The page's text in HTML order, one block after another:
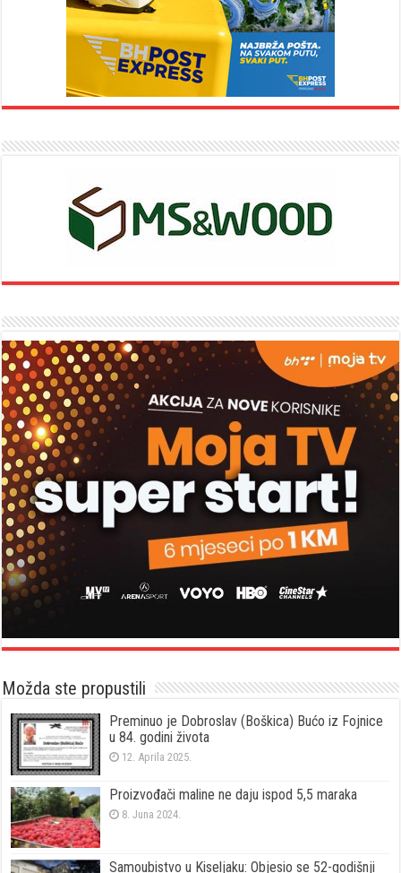
Možda ste propustili
Preminuo je Dobroslav (Boškica) Bućo iz Fojnice
u 84. godini života
12. Aprila 2025.
Proizvođači maline ne daju ispod 5,5 maraka
8. Juna 2024.
Samoubistvo u Kiseljaku: Objesio se 52-godišnji